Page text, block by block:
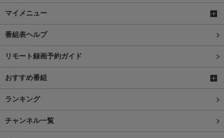
マイメニュー
番組表ヘルプ
リモート録画予約ガイド
おすすめ番組
ランキング
チャンネル一覧